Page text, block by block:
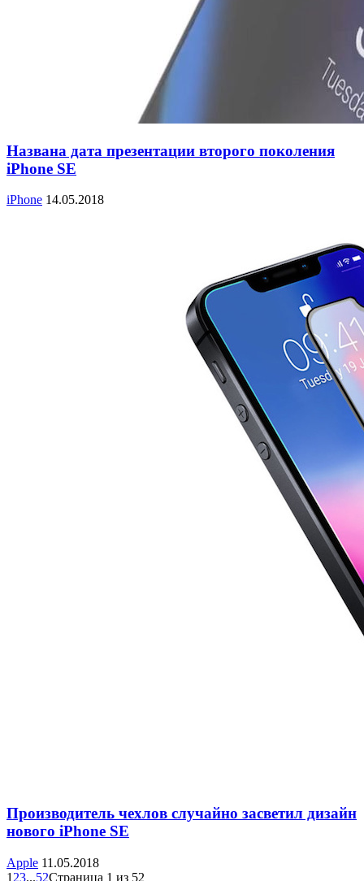
Названа дата презентации второго поколения
iPhone SE
iPhone 14.05.2018
Производитель чехлов случайно засветил дизайн
нового iPhone SE
Apple 11.05.2018
1 23...52Страница 1 из 52